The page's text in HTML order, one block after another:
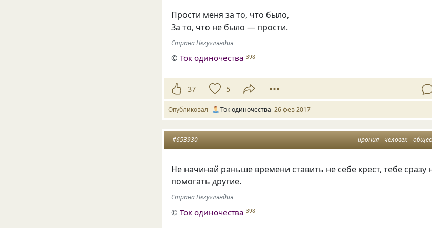
Прости меня за то, что было,
За то, что не было — прости.
Страна Негугляндия
©Ток одиночества 398
37 5
Опубликовал Ток одиночества 26 фев 2017
ирония человек
#653930
Не начинай раньше времени ставить не себе крест, тебе сразу
помогать другие.
Страна Негугляндия
©Ток одиночества 398